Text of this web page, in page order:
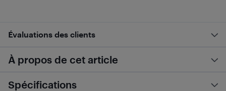
Évaluations des clients
À propos de cet article
Spécifications